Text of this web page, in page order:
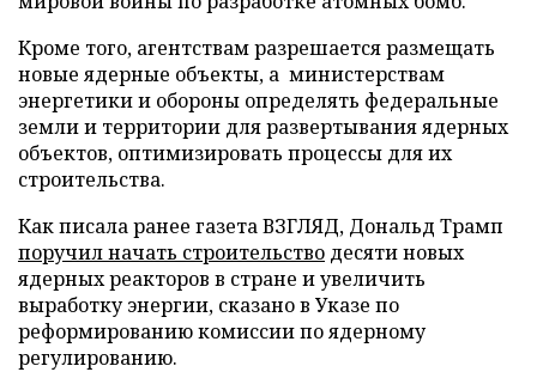
Кроме того, агентствам разрешается размещать
новые ядерные объекты, а министерствам
энергетики и обороны определять федеральные
земли и территории для развертывания ядерных
объектов, оптимизировать процессы для их
строительства.
Как писала ранее газета ВЗГЛЯД, Дональд Трамп
поручил начать строительство десяти новых
ядерных реакторов в стране и увеличить
выработку энергии, сказано в Указе по
реформированию комиссии по ядерному
регулированию.